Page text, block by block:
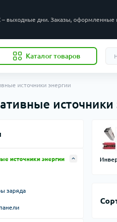
выходные дни. Заказы, оформленные
Каталог товаров
источники энергии
источники
источники энергии
заряда